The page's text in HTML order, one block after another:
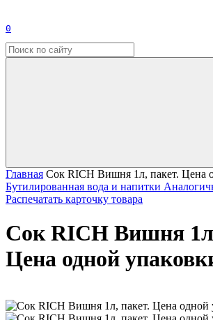
0
Главная Сок RICH Вишня 1л, пакет. Цена
Бутилированная вода и напитки
Распечатать карточку товара
Сок RICH Вишня
Цена одной